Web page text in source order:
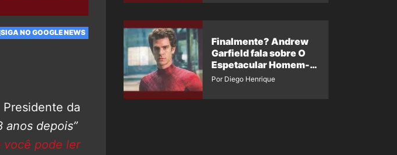
SIGA NO GOOGLE NEWS
da
anos depois”
você pode ler
Finalmente? Andrew
Garfield fala sobre O
Espetacular Homem-
Aranha 3
Por Diego Henrique